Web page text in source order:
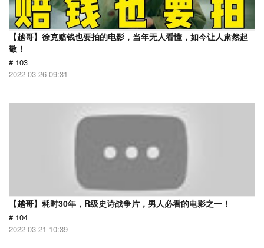
【越哥】徐克赔钱也要拍的电影，当年无人看懂，如今让人肃然起
敬！
# 103
2022-03-26 09:31
【越哥】耗时30年，R级史诗战争片，男人必看的电影之一！
# 104
2022-03-21 10:39